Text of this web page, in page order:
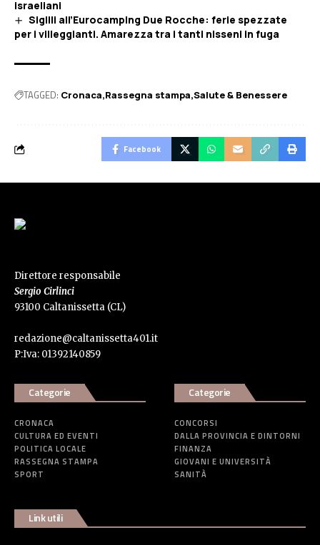
israeliani
Sigilli all’Eurocamping Due Rocche: ferie spezzate
per i villeggianti. Amarezza tra i tanti nisseni in fuga
TAGGED: Cronaca Rassegna stampa Salute & Benessere
Facebook
Direttore responsabile
Sergio Cirlinci
93100 Caltanissetta (CL)
redazione@caltanissetta401.it
P:Iva: 01392140859
Categorie
CRONACA
CULTURA ED EVENTI
POLITICA LOCALE
RASSEGNA STAMPA
SPORT
Categorie
CONCORSI
DALLA PROVINCIA E DINTORNI
FINANZA
GIOVANI E UNIVERSITÀ
SANITÀ
Link utili